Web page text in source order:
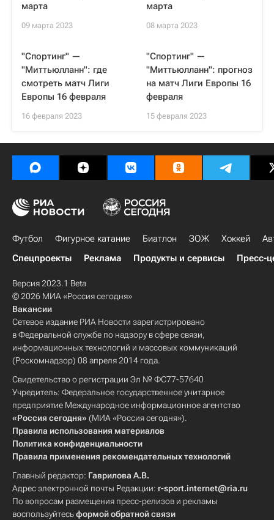
марта
09 марта 2023
марта
08 марта 2023
"Спортинг" —
"Миттьюлланн": где
смотреть матч Лиги
Европы 16 февраля
16 февраля 2023
"Спортинг" —
"Миттьюлланн": прогноз
на матч Лиги Европы 16
февраля
15 февраля 2023
Футбол Фигурное катание Биатлон ЗОЖ Хоккей
Спецпроекты
Реклама Продукты и сервисы Пресс-
Версия 2023.1 Beta
© 2026 МИА «Россия сегодня»
Вакансии
Сетевое издание РИА Новости зарегистрировано
в Федеральной службе по надзору в сфере связи,
информационных технологий и массовых коммуникаций
(Роскомнадзор) 08 апреля 2014 года.
Свидетельство о регистрации Эл № ФС77-57640
Учредитель: Федеральное государственное унитарное
предприятие Международное информационное агентство
«Россия сегодня» (МИА «Россия сегодня»).
Правила использования материалов
Политика конфиденциальности
Правила применения рекомендательных технологий
Главный редактор: Гаврилова А.В.
Адрес электронной почты Редакции: r-sport.internet@ria.ru
По вопросам размещения пресс-релизов и рекламы
воспользуйтесьформой обратной связи